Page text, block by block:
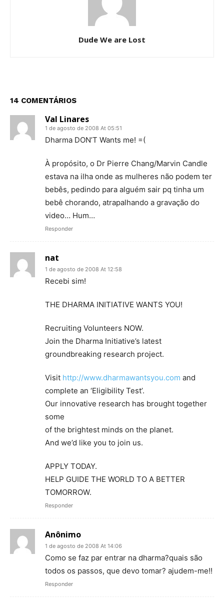
Dude We are Lost
14 COMENTÁRIOS
Val Linares
1 de agosto de 2008 At 05:51
Dharma DON’T Wants me! =(
À propósito, o Dr Pierre Chang/Marvin Candle
estava na ilha onde as mulheres não podem ter
bebês, pedindo para alguém sair pq tinha um
bebê chorando, atrapalhando a gravação do
video… Hum…
Responder
nat
1 de agosto de 2008 At 12:58
Recebi sim!
THE DHARMA INITIATIVE WANTS YOU!
Recruiting Volunteers NOW.
Join the Dharma Initiative’s latest
groundbreaking research project.
Visit http://www.dharmawantsyou.com and
complete an ‘Eligibility Test’.
Our innovative research has brought together
some
of the brightest minds on the planet.
And we’d like you to join us.
APPLY TODAY.
HELP GUIDE THE WORLD TO A BETTER
TOMORROW.
Responder
Anônimo
1 de agosto de 2008 At 14:06
Como se faz par entrar na dharma?quais são
todos os passos, que devo tomar? ajudem-me!!
Responder